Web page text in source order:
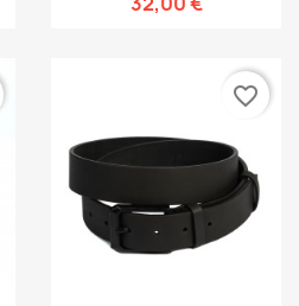
favorite_border